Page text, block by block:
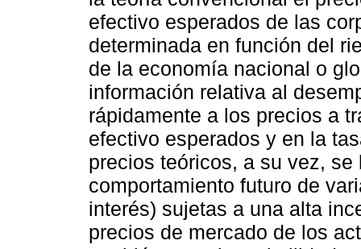
efectivo esperados de las
determinada en función del
de la economía nacional o
información relativa al
rápidamente a los precios a
efectivo esperados y en la
precios teóricos, a su vez,
comportamiento futuro de
interés) sujetas a una alta
precios de mercado de los